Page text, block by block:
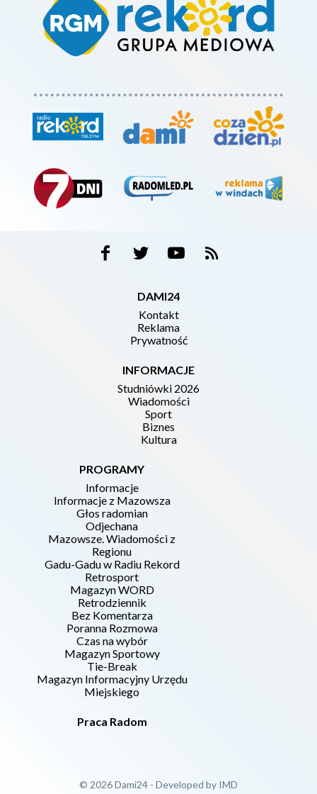
DAMI24
Kontakt
Reklama
Prywatność
INFORMACJE
Studniówki 2026
Wiadomości
Sport
Biznes
Kultura
PROGRAMY
Informacje
Informacje z Mazowsza
Głos radomian
Odjechana
Mazowsze. Wiadomości z
Regionu
Gadu-Gadu w Radiu Rekord
Retrosport
Magazyn WORD
Retrodziennik
Bez Komentarza
Poranna Rozmowa
Czas na wybór
Magazyn Sportowy
Tie-Break
Magazyn Informacyjny Urzędu
Miejskiego
Praca Radom
© 2026 Dami24 - Developed by IMD